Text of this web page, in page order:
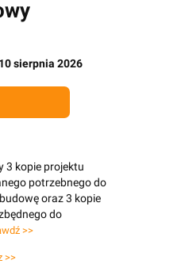
sierpnia 2026
3 kopie projektu
potrzebnego do
oraz 3 kopie
do
>>
>>